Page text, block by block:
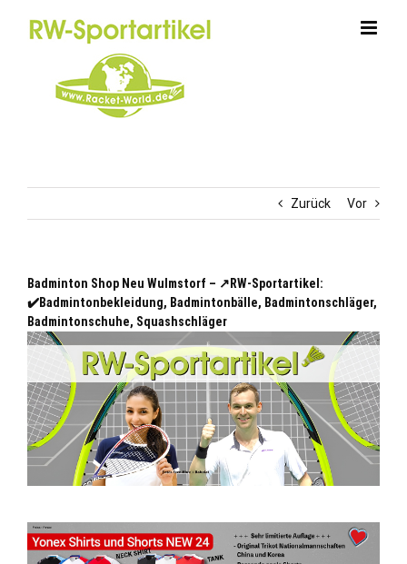
Zurück Vor
Badminton Shop Neu Wulmstorf – ↗️RW-Sportartikel:
✔️Badmintonbekleidung, Badmintonbälle, Badmintonschläger,
Badmintonschuhe, Squashschläger